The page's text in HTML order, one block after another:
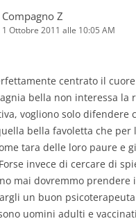
Compagno Z
1 Ottobre 2011 alle 10:05 AM
centrato il
bella non interessa la
vogliono solo difendere
bella favoletta che per
tara delle loro paure e
invece di cercare di
mai dovremmo prendere
un buon
uomini adulti e